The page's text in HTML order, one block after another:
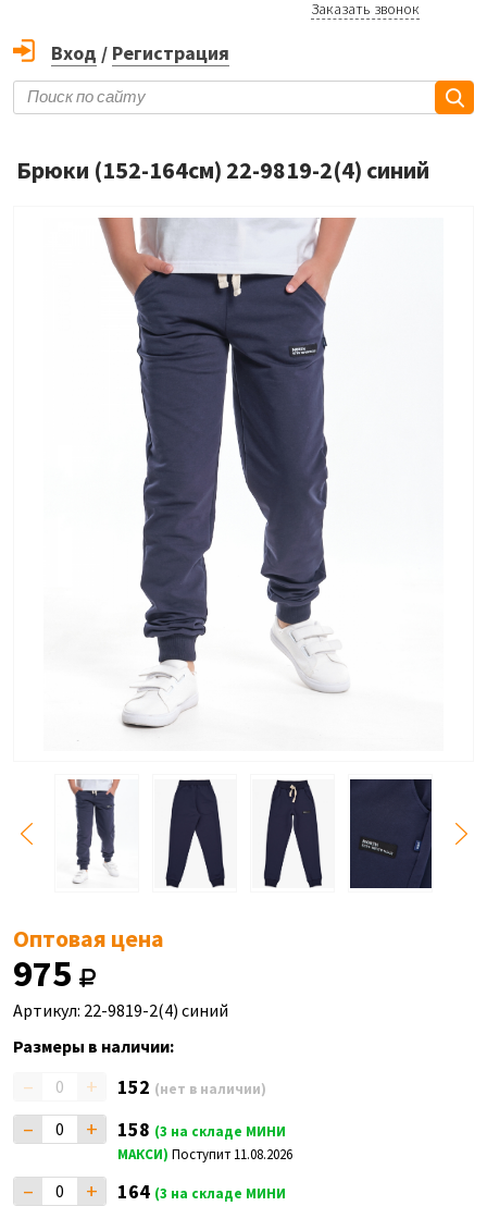
Заказать звонок
Вход / Регистрация
Брюки (152-164см) 22-9819-2(4) синий
Оптовая цена
975
Артикул: 22-9819-2(4) синий
Размеры в наличии:
– + 152 (нет в наличии)
– + 158 (3 на складе МИНИ
МАКСИ) Поступит 11.08.2026
– + 164 (3 на складе МИНИ